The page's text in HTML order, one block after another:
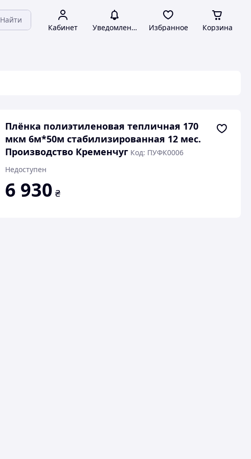
Найти
Кабинет Уведомления Избранное Корзина
Плёнка полиэтиленовая тепличная 170
мкм 6м*50м стабилизированная 12 мес.
Производство Кременчуг Код: ПУФК0006
Недоступен
6 930 ₴